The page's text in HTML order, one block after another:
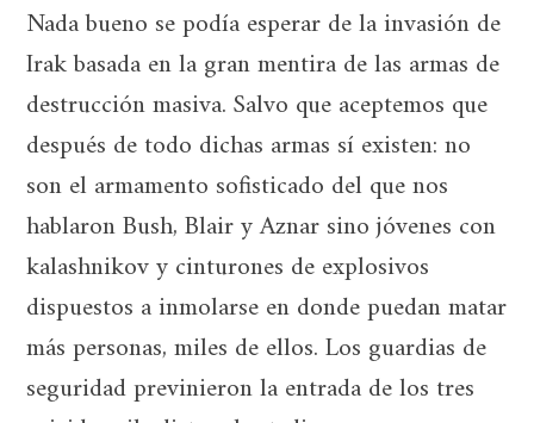
Nada bueno se podía esperar de la invasión de
Irak basada en la gran mentira de las armas de
destrucción masiva. Salvo que aceptemos que
después de todo dichas armas sí existen: no
son el armamento sofisticado del que nos
hablaron Bush, Blair y Aznar sino jóvenes con
kalashnikov y cinturones de explosivos
dispuestos a inmolarse en donde puedan matar
más personas, miles de ellos. Los guardias de
seguridad previnieron la entrada de los tres